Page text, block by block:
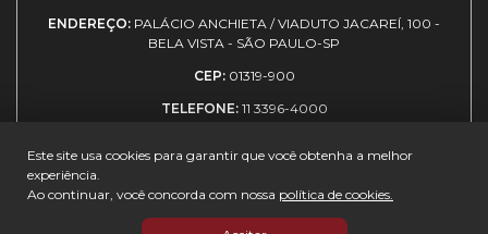
ENDEREÇO: PALÁCIO ANCHIETA / VIADUTO JACAREÍ, 100 -
BELA VISTA - SÃO PAULO-SP
CEP: 01319-900
TELEFONE: 11 3396-4000
Expediente|
Política de
|
Como
|
Guia de
Este site usa cookies para garantir que você obtenha a melhor
experiência.
Ao continuar, você concorda com nossa política de cookies.